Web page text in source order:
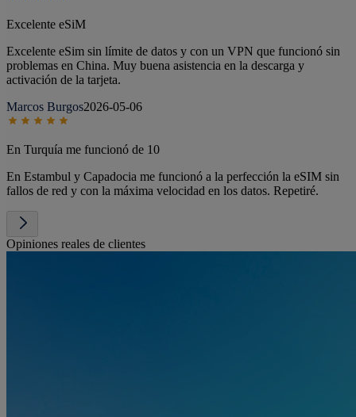
Excelente eSiM
Excelente eSim sin límite de datos y con un VPN que funcionó sin
problemas en China. Muy buena asistencia en la descarga y
activación de la tarjeta.
Marcos Burgos2026-05-06
En Turquía me funcionó de 10
En Estambul y Capadocia me funcionó a la perfección la eSIM sin
fallos de red y con la máxima velocidad en los datos. Repetiré.
Opiniones reales de clientes